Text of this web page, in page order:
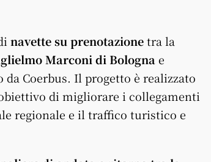
navette su prenotazionetra la
Marconi di Bologna e
da Coerbus. Il progetto è realizzato
di migliorare i collegamenti
regionale e il traffico turistico e